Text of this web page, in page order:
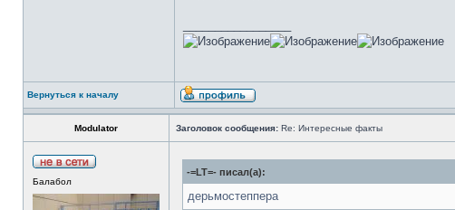
Вернуться к началу
Modulator Заголовок сообщения: Re: Интересные факты
Балабол
-=LT=- писал(а):
дерьмостеппера